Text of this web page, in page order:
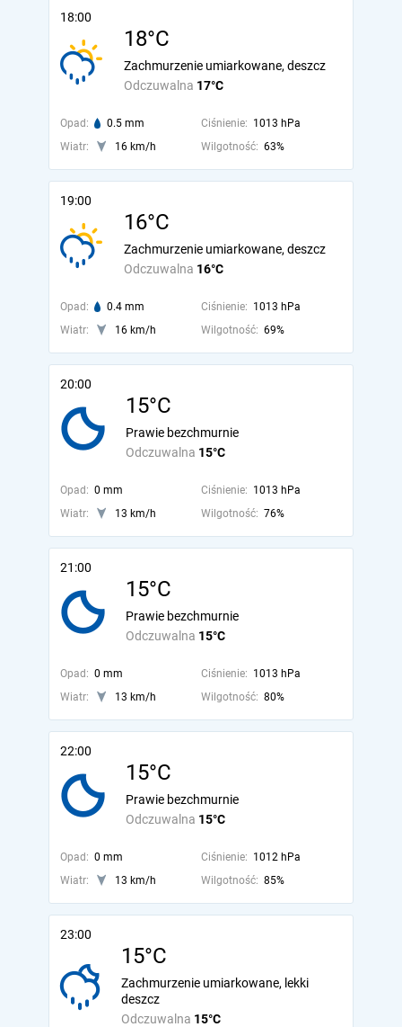
18:00
18°C
Odczuwalna 17°C
Zachmurzenie umiarkowane, deszcz
Opad: 0.5 mm Ciśnienie: 1013 hPa
Wiatr:
16 km/h Wilgotność: 63%
19:00
16°C
Odczuwalna 16°C
Zachmurzenie umiarkowane, deszcz
Opad: 0.4 mm Ciśnienie: 1013 hPa
Wiatr:
16 km/h Wilgotność: 69%
20:00
15°C
Odczuwalna 15°C
Prawie bezchmurnie
Opad: 0 mm Ciśnienie: 1013 hPa
Wiatr:
13 km/h Wilgotność: 76%
21:00
15°C
Odczuwalna 15°C
Prawie bezchmurnie
Opad: 0 mm Ciśnienie: 1013 hPa
Wiatr:
13 km/h Wilgotność: 80%
22:00
15°C
Odczuwalna 15°C
Prawie bezchmurnie
Opad: 0 mm Ciśnienie: 1012 hPa
Wiatr:
13 km/h Wilgotność: 85%
23:00
15°C
Odczuwalna 15°C
Zachmurzenie umiarkowane, lekki
deszcz